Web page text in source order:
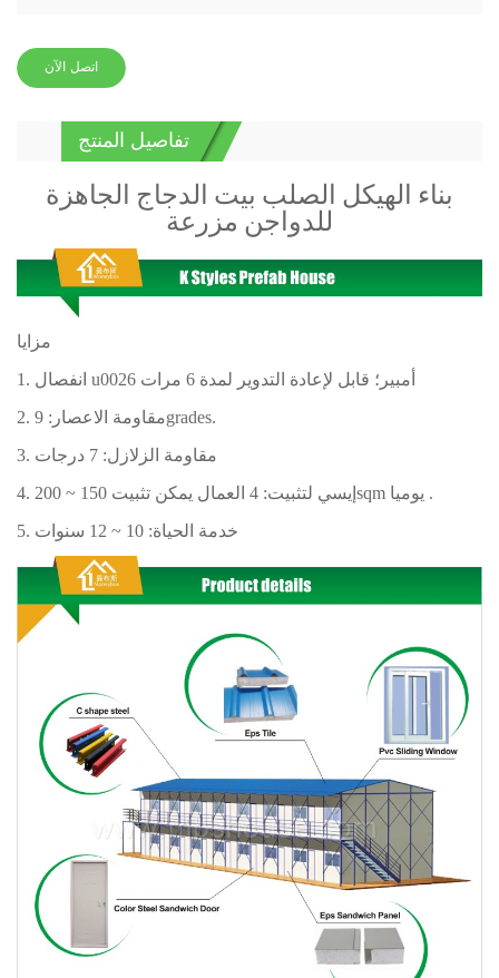
اتصل الآن
تفاصيل المنتج
بناء الهيكل الصلب بيت الدجاج الجاهزة
للدواجن مزرعة
مزايا
1. انفصال u0026 أمبير؛ قابل لإعادة التدوير لمدة 6 مرات
2. مقاومة الاعصار: 9grades.
3. مقاومة الزلازل: 7 درجات
4. إيسي لتثبيت: 4 العمال يمكن تثبيت 150 ~ 200sqm يوميا .
5. خدمة الحياة: 10 ~ 12 سنوات